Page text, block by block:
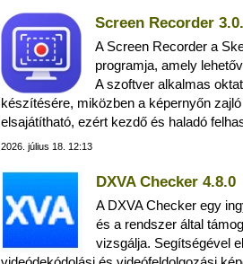
Screen Recorder
A Screen Recorder a
programja, amely
A szoftver alkalmas
készítésére, miközben a képernyőn
elsajátítható, ezért kezdő és haladó
2026. július 18. 12:13
DXVA Checker 4.8.0
A DXVA Checker egy
és a rendszer által
vizsgálja. Segítségével